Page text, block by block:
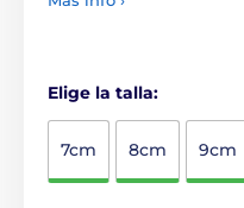
Elige la talla:
7cm 8cm 9cm